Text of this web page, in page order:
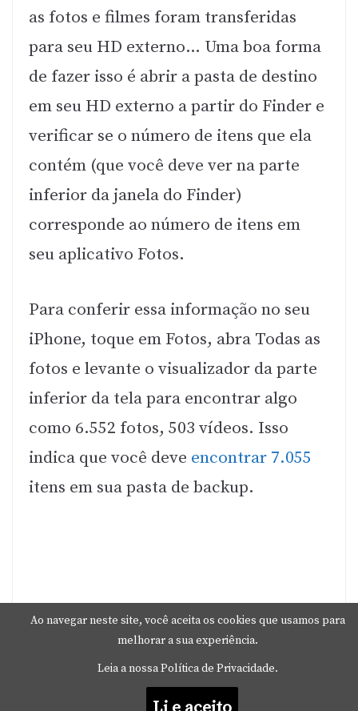
as fotos e filmes foram transferidas
para seu HD externo… Uma boa forma
de fazer isso é abrir a pasta de destino
em seu HD externo a partir do Finder e
verificar se o número de itens que ela
contém (que você deve ver na parte
inferior da janela do Finder)
corresponde ao número de itens em
seu aplicativo Fotos.
Para conferir essa informação no seu
iPhone, toque em Fotos, abra Todas as
fotos e levante o visualizador da parte
inferior da tela para encontrar algo
como 6.552 fotos, 503 vídeos. Isso
indica que você deve encontrar 7.055
itens em sua pasta de backup.
Ao navegar neste site, você aceita os cookies que usamos para
melhorar a sua experiência.
Leia a nossa Política de Privacidade.